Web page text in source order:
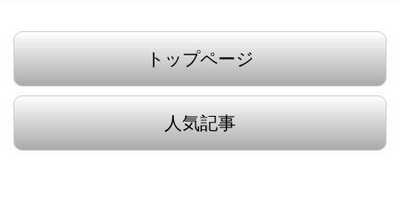
トップページ
人気記事